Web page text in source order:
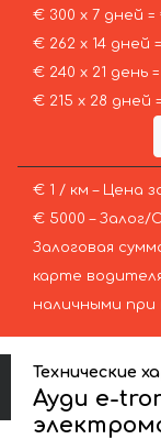
€ 300 х 7 дней =
€ 262 х 14 дней
€ 240 х 21 день
€ 215 х 28 дней
€ 1 / км – Цена
€ 5000 –
Залоговая
карте
наличными при
Технические
Ауди e-